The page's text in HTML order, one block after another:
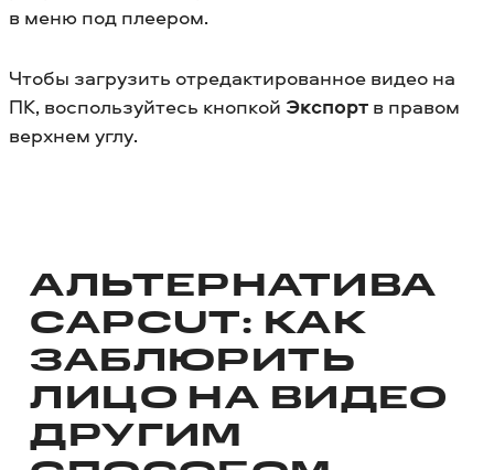
в меню под плеером.
Чтобы загрузить отредактированное видео на
ПК, воспользуйтесь кнопкой Экспорт в правом
верхнем углу.
АЛЬТЕРНАТИВА
CAPCUT: КАК
ЗАБЛЮРИТЬ
ЛИЦО НА ВИДЕО
ДРУГИМ